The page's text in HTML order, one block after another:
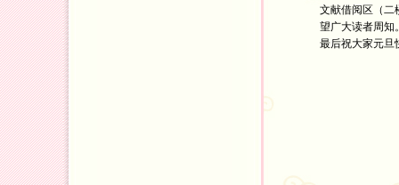
文献借阅区（二
望广大读者周知
最后祝大家元旦